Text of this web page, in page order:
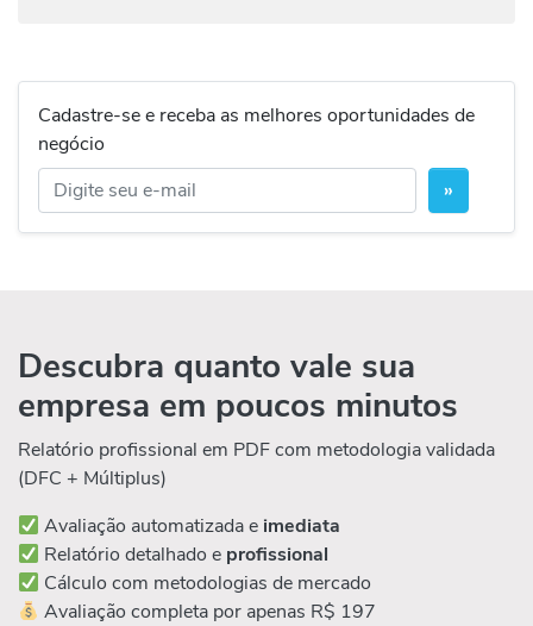
Cadastre-se e receba as melhores oportunidades de
negócio
»
Descubra quanto vale sua
empresa em poucos minutos
Relatório profissional em PDF com metodologia validada
(DFC + Múltiplus)
Avaliação automatizada e imediata
Relatório detalhado e profissional
Cálculo com metodologias de mercado
Avaliação completa por apenas R$ 197